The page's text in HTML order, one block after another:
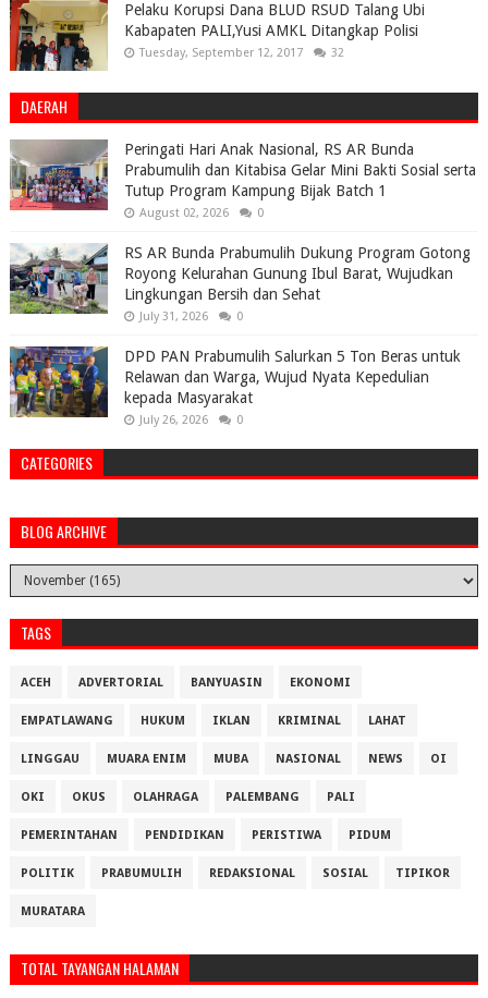
Pelaku Korupsi Dana BLUD RSUD Talang Ubi
Kabapaten PALI,Yusi AMKL Ditangkap Polisi
Tuesday, September 12, 2017 32
DAERAH
Peringati Hari Anak Nasional, RS AR Bunda
Prabumulih dan Kitabisa Gelar Mini Bakti Sosial serta
Tutup Program Kampung Bijak Batch 1
August 02, 2026 0
RS AR Bunda Prabumulih Dukung Program Gotong
Royong Kelurahan Gunung Ibul Barat, Wujudkan
Lingkungan Bersih dan Sehat
July 31, 2026 0
DPD PAN Prabumulih Salurkan 5 Ton Beras untuk
Relawan dan Warga, Wujud Nyata Kepedulian
kepada Masyarakat
July 26, 2026 0
CATEGORIES
BLOG ARCHIVE
TAGS
ACEH ADVERTORIAL BANYUASIN EKONOMI
EMPATLAWANG HUKUM IKLAN KRIMINAL LAHAT
LINGGAU MUARA ENIM MUBA NASIONAL NEWS OI
OKI OKUS OLAHRAGA PALEMBANG PALI
PEMERINTAHAN PENDIDIKAN PERISTIWA PIDUM
POLITIK PRABUMULIH REDAKSIONAL SOSIAL TIPIKOR
MURATARA
TOTAL TAYANGAN HALAMAN